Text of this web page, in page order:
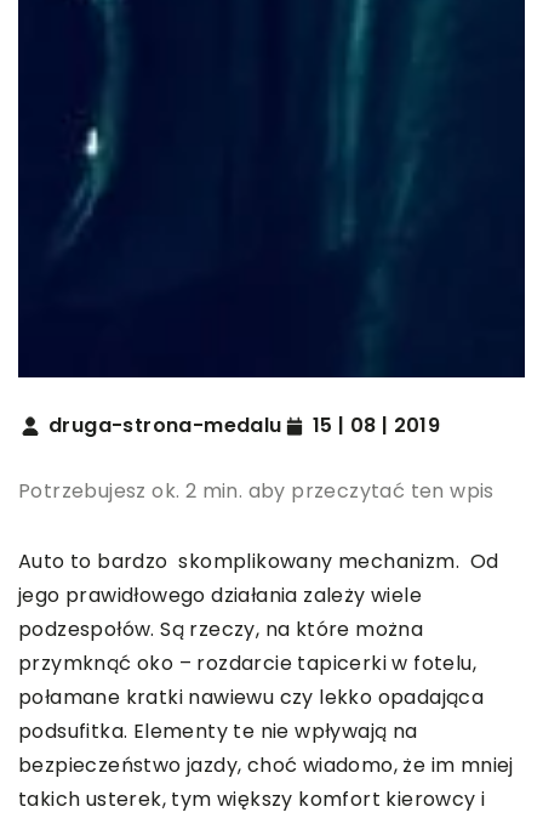
druga-strona-medalu 15 | 08 | 2019
Potrzebujesz ok. 2 min. aby przeczytać ten wpis
Auto to bardzo skomplikowany mechanizm. Od
jego prawidłowego działania zależy wiele
podzespołów. Są rzeczy, na które można
przymknąć oko – rozdarcie tapicerki w fotelu,
połamane kratki nawiewu czy lekko opadająca
podsufitka. Elementy te nie wpływają na
bezpieczeństwo jazdy, choć wiadomo, że im mniej
takich usterek, tym większy komfort kierowcy i